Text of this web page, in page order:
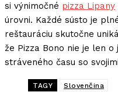
si výnimočné pizza Lipany
úrovni. Každé sústo je
reštauráciu skutočne
že Pizza Bono nie je len
stráveného času so
TAGY Slovenčina